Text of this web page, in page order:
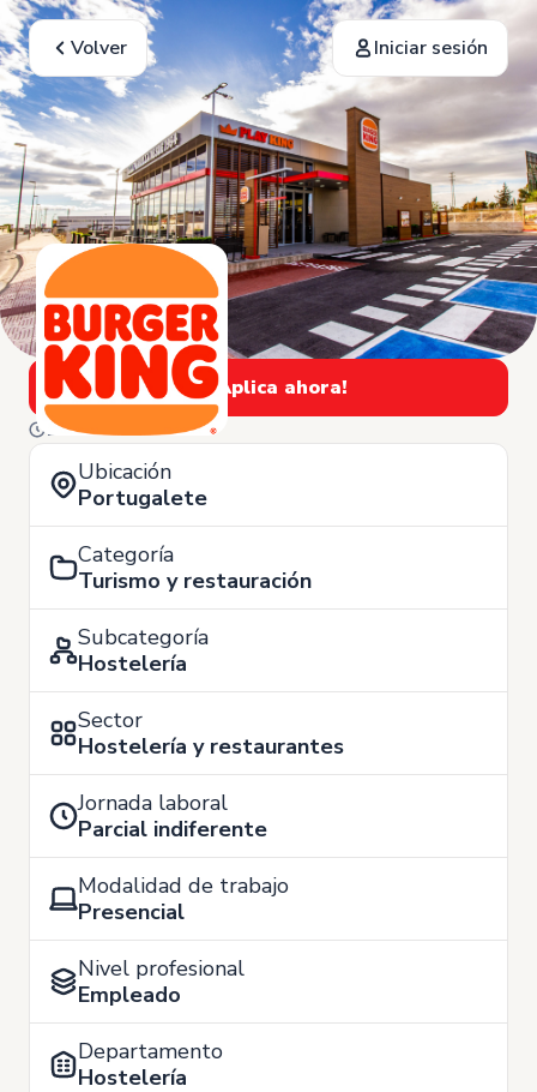
Volver Iniciar sesión
¡Aplica ahora!
12 de Diciembre
Ubicación
Portugalete
Categoría
Turismo y restauración
Subcategoría
Hostelería
Sector
Hostelería y restaurantes
Jornada laboral
Parcial indiferente
Modalidad de trabajo
Presencial
Nivel profesional
Empleado
Departamento
Hostelería